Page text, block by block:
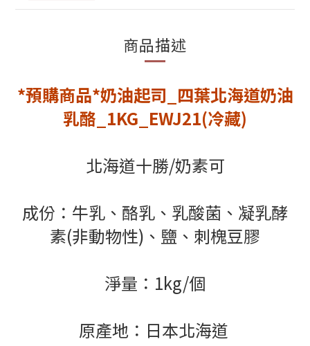
商品描述
*預購商品*奶油起司_四葉北海道奶油
乳酪_1KG_EWJ21(冷藏)
北海道十勝/奶素可
成份：牛乳、酪乳、乳酸菌、凝乳酵
素(非動物性)、鹽、刺槐豆膠
淨量：1kg/個
原產地：日本北海道